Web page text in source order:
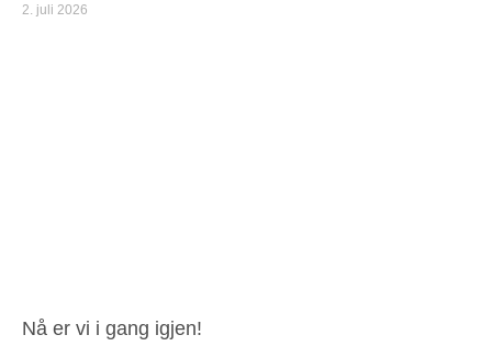
2. juli 2026
Nå er vi i gang igjen!